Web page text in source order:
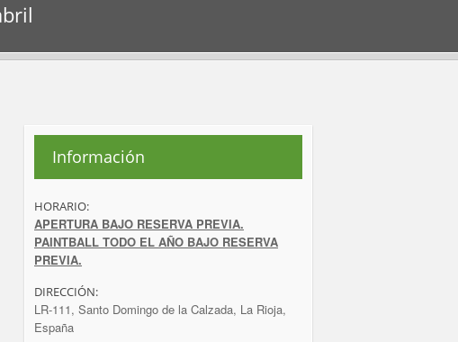
Información
HORARIO:
APERTURA BAJO RESERVA PREVIA.
PAINTBALL TODO EL AÑO BAJO RESERVA
PREVIA.
DIRECCIÓN:
LR-111, Santo Domingo de la Calzada, La Rioja,
España